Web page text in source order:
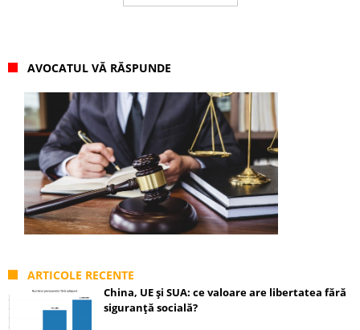
AVOCATUL VĂ RĂSPUNDE
ARTICOLE RECENTE
China, UE și SUA: ce valoare are libertatea fără
siguranță socială?